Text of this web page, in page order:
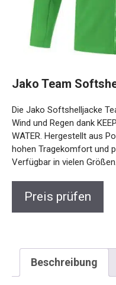
Kälte, Wind und Regen
STOP WATER. Hergestellt
sie hohen Tragekomfort
Reißverschlusstaschen.
Beschreibung